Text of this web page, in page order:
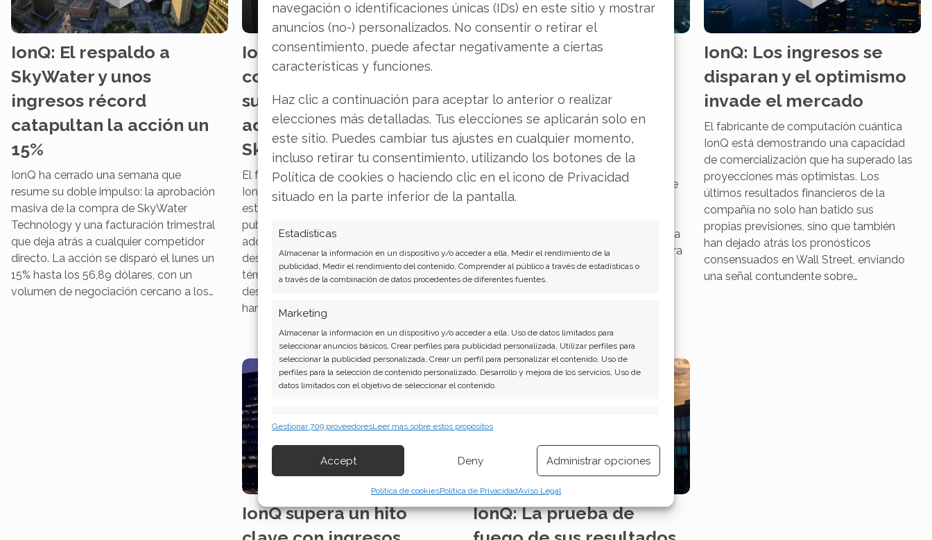
navegación o identificaciones únicas (IDs) en este sitio y mostrar
anuncios (no-) personalizados. No consentir o retirar el
consentimiento, puede afectar negativamente a ciertas
características y funciones.
Haz clic a continuación para aceptar lo anterior o realizar
elecciones más detalladas. Tus elecciones se aplicarán solo en
este sitio. Puedes cambiar tus ajustes en cualquier momento,
incluso retirar tu consentimiento, utilizando los botones de la
Política de cookies o haciendo clic en el icono de Privacidad
situado en la parte inferior de la pantalla.
Estadísticas
Almacenar la información en un dispositivo y/o acceder a ella, Medir el rendimiento de la
publicidad, Medir el rendimiento del contenido, Comprender al público a través de estadísticas o
a través de la combinación de datos procedentes de diferentes fuentes.
Marketing
Almacenar la información en un dispositivo y/o acceder a ella, Uso de datos limitados para
seleccionar anuncios básicos, Crear perfiles para publicidad personalizada, Utilizar perfiles para
seleccionar la publicidad personalizada, Crear un perfil para personalizar el contenido, Uso de
perfiles para la selección de contenido personalizado, Desarrollo y mejora de los servicios, Uso de
datos limitados con el objetivo de seleccionar el contenido.
información transmitida de forma automática.
Garantizar la seguridad, evitar y detectar fraudes, y eliminar
fallos, Ofrecer y presentar publicidad y contenido, Guardar y
comunicar las preferencias de privacidad.
Siempre activo
Gestionar 709 proveedoresLeer más sobre estos propósitos
Accept Deny Administrar opciones
Política de cookiesPolítica de PrivacidadAviso Legal
IonQ: El respaldo a
SkyWater y unos
ingresos récord
catapultan la acción un
15%
IonQ ha cerrado una semana que
resume su doble impulso: la aprobación
masiva de la compra de SkyWater
Technology y una facturación trimestral
que deja atrás a cualquier competidor
directo. La acción se disparó el lunes un
15% hasta los 56,89 dólares, con un
volumen de negociación cercano a los…
IonQ avanza hacia el
control de su cadena de
suministro con la
adquisición de
SkyWater
El fabricante de computación cuántica
IonQ ha dado un paso decisivo en su
estrategia de integración vertical. La
publicación del prospecto oficial para la
adquisición de SkyWater Technology ha
despejado las incógnitas sobre los
términos de la operación, un movimiento
destinado a acelerar su desarrollo de
hardware interno. Esta claridad…
IonQ: Un Hito de
por Grandes Desafíos
Financieros
La empresa de computación cuántica
unos ingresos récord de 130 millones de
dólares, lo que supone un incremento
convierte en el primer proveedor de esta
tecnología cotizado en bolsa que supera
la barrera de los 100 millones…
IonQ: Los ingresos se
disparan y el optimismo
invade el mercado
El fabricante de computación cuántica
IonQ está demostrando una capacidad
de comercialización que ha superado las
proyecciones más optimistas. Los
últimos resultados financieros de la
compañía no solo han batido sus
propias previsiones, sino que también
han dejado atrás los pronósticos
consensuados en Wall Street, enviando
una señal contundente sobre…
IonQ supera un hito
IonQ: La prueba de